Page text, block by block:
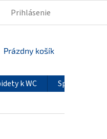
REKLAMÁCIE
Prihlásenie
NÁKUPNÝ
Prázdny košík
k WC
Sprchové